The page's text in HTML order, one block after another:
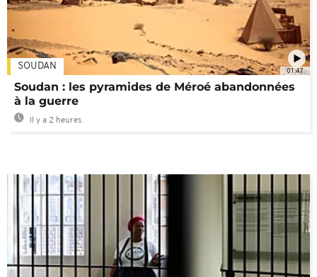
01:47
SOUDAN
Soudan : les pyramides de Méroé abandonnées
à la guerre
Il y a 2 heures